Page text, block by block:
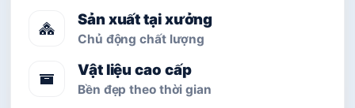
Sản xuất tại xưởng
Chủ động chất lượng
Vật liệu cao cấp
Bền đẹp theo thời gian